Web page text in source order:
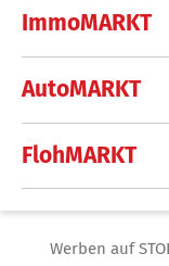
ImmoMARKT
AutoMARKT
FlohMARKT
Werben auf